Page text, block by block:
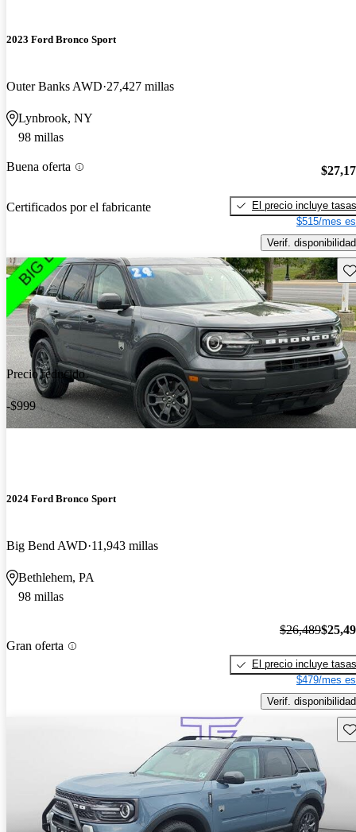
2023 Ford Bronco Sport
Outer Banks AWD 27,427 millas
Lynbrook, NY
98 millas
Buena oferta
Certificados por el fabricante
El precio incluye tasas
$515/mes
Verif. disponibilidad
Precio reducido
-$999
2024 Ford Bronco Sport
Big Bend AWD 11,943 millas
Bethlehem, PA
98 millas
Gran oferta
$26,489
El precio incluye tasas
$479/mes
Verif. disponibilidad